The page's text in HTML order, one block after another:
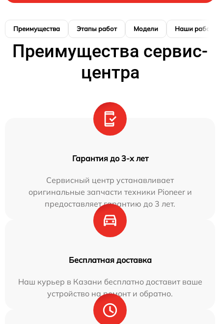
Преимущества Этапы работ Модели Наши работы
Преимущества сервис-
центра
Гарантия до 3-х лет
Сервисный центр устанавливает
оригинальные запчасти техники Pioneer и
предоставляет гарантию до 3 лет.
Бесплатная доставка
Наш курьер в Казани бесплатно доставит ваше
устройство на ремонт и обратно.